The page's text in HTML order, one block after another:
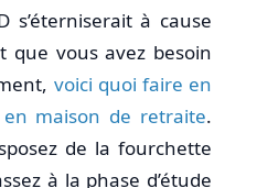
s’éterniserait à cause
que vous avez besoin
voici quoi faire en
maison de retraite.
de la fourchette
à la phase d’étude